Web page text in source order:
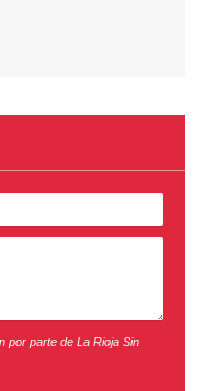
por parte de La Rioja Sin